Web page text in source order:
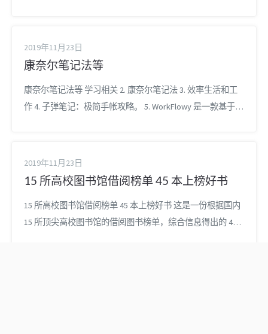
https://www.keybr.com/ 1.2 Learn Touch Typing for free：
https://www.ty...
2019年11月23日
康奈尔笔记法等
康奈尔笔记法等 学习相关 2. 康奈尔笔记法 3. 效率生活和工
作 4. 子弹笔记：极简手帐攻略。 5. WorkFlowy 是一款基于云
软件网站推荐 URL ：Chrome 常用扩展推荐 URL ：免费的编
程书籍 URL ：一图胜千言（前方高能，图...
2019年11月23日
15 所高校图书馆借阅榜单 45 本上榜好书
15 所高校图书馆借阅榜单 45 本上榜好书 这是一份根据国内
15 所顶尖高校图书馆的借阅图书榜单，综合信息得出的 45